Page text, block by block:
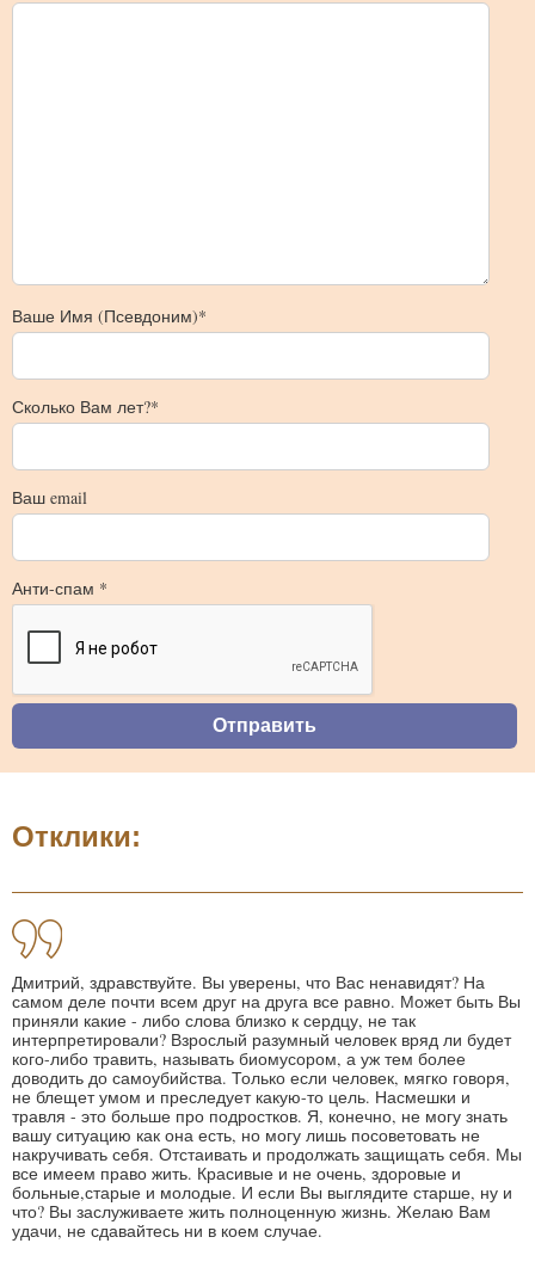
Ваше Имя (Псевдоним)*
Сколько Вам лет?*
Ваш email
Анти-спам *
Отклики:
Дмитрий, здравствуйте. Вы уверены, что Вас ненавидят? На
самом деле почти всем друг на друга все равно. Может быть Вы
приняли какие - либо слова близко к сердцу, не так
интерпретировали? Взрослый разумный человек вряд ли будет
кого-либо травить, называть биомусором, а уж тем более
доводить до самоубийства. Только если человек, мягко говоря,
не блещет умом и преследует какую-то цель. Насмешки и
травля - это больше про подростков. Я, конечно, не могу знать
вашу ситуацию как она есть, но могу лишь посоветовать не
накручивать себя. Отстаивать и продолжать защищать себя. Мы
все имеем право жить. Красивые и не очень, здоровые и
больные,старые и молодые. И если Вы выглядите старше, ну и
что? Вы заслуживаете жить полноценную жизнь. Желаю Вам
удачи, не сдавайтесь ни в коем случае.